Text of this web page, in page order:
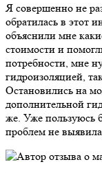
Я совершенно не
обратилась в этот
объяснили мне
стоимости и
потребности, мне
гидроизоляцией,
Остановились на
дополнительной
же. Уже пользуюсь
проблем не